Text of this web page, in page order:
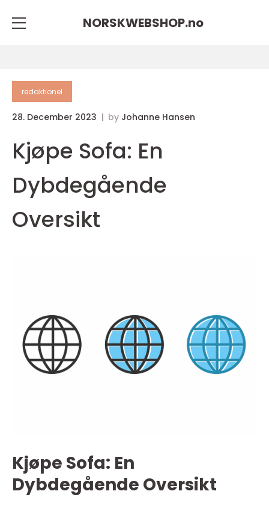
NORSKWEBSHOP.no
redaktionel
28. December 2023 by Johanne Hansen
Kjøpe Sofa: En
Dybdegående
Oversikt
Kjøpe Sofa: En
Dybdegående Oversikt